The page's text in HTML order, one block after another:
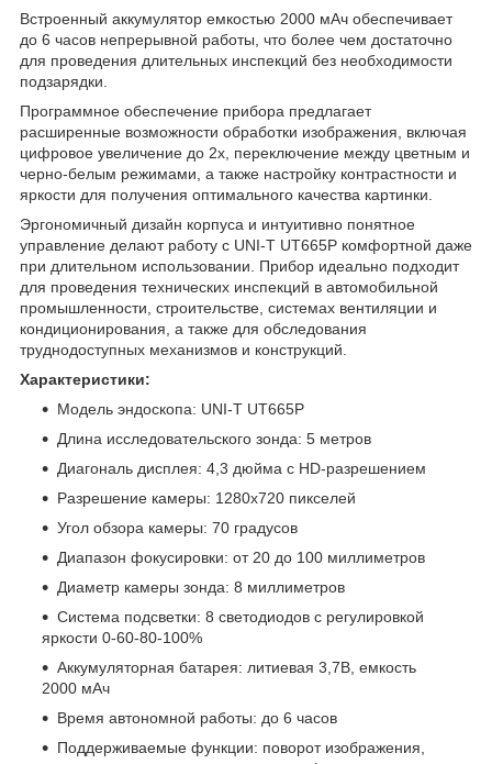
Встроенный аккумулятор емкостью 2000 мАч обеспечивает
до 6 часов непрерывной работы, что более чем достаточно
для проведения длительных инспекций без необходимости
подзарядки.
Программное обеспечение прибора предлагает
расширенные возможности обработки изображения, включая
цифровое увеличение до 2x, переключение между цветным и
черно-белым режимами, а также настройку контрастности и
яркости для получения оптимального качества картинки.
Эргономичный дизайн корпуса и интуитивно понятное
управление делают работу с UNI-T UT665P комфортной даже
при длительном использовании. Прибор идеально подходит
для проведения технических инспекций в автомобильной
промышленности, строительстве, системах вентиляции и
кондиционирования, а также для обследования
труднодоступных механизмов и конструкций.
Характеристики:
Модель эндоскопа: UNI-T UT665P
Длина исследовательского зонда: 5 метров
Диагональ дисплея: 4,3 дюйма с HD-разрешением
Разрешение камеры: 1280x720 пикселей
Угол обзора камеры: 70 градусов
Диапазон фокусировки: от 20 до 100 миллиметров
Диаметр камеры зонда: 8 миллиметров
Система подсветки: 8 светодиодов с регулировкой
яркости 0-60-80-100%
Аккумуляторная батарея: литиевая 3,7В, емкость
2000 мАч
Время автономной работы: до 6 часов
Поддерживаемые функции: поворот изображения,